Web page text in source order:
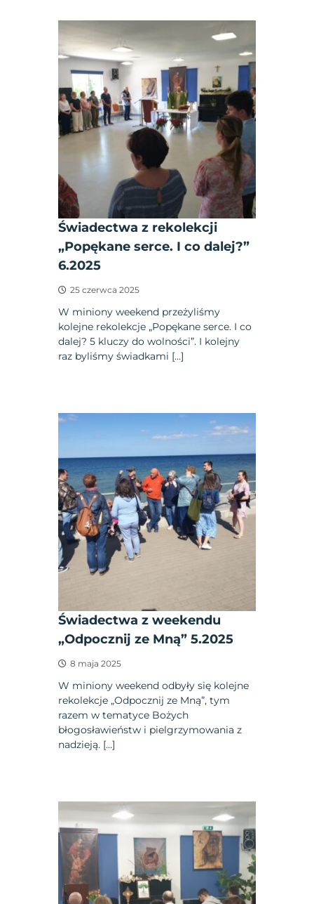
Świadectwa z rekolekcji
„Popękane serce. I co dalej?”
6.2025
25 czerwca 2025
W miniony weekend przeżyliśmy
kolejne rekolekcje „Popękane serce. I co
dalej? 5 kluczy do wolności”. I kolejny
raz byliśmy świadkami […]
Świadectwa z weekendu
„Odpocznij ze Mną” 5.2025
8 maja 2025
W miniony weekend odbyły się kolejne
rekolekcje „Odpocznij ze Mną”, tym
razem w tematyce Bożych
błogosławieństw i pielgrzymowania z
nadzieją. […]